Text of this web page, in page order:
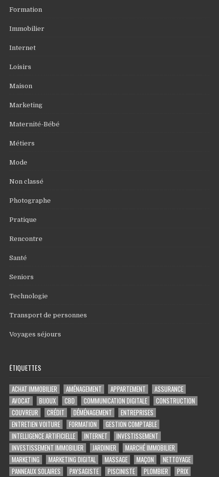
Formation
Immobilier
Internet
Loisirs
Maison
Marketing
Maternité-Bébé
Métiers
Mode
Non classé
Photographe
Pratique
Rencontre
Santé
Seniors
Technologie
Transport de personnes
Voyages séjours
ÉTIQUETTES
ACHAT IMMOBILIER AMÉNAGEMENT APPARTEMENT
ASSURANCE
AVOCAT
BIJOUX CBD COMMUNICATION DIGITALE
CONSTRUCTION
COUVREUR
CRÉDIT DÉMÉNAGEMENT
ENTREPRISES
ENTRETIEN VOITURE
FORMATION
GESTION COMPTABLE
INTELLIGENCE ARTIFICIELLE
INTERNET
INVESTISSEMENT
INVESTISSEMENT IMMOBILIER
JARDINIER
MARCHÉ IMMOBILIER
MARKETING
MARKETING DIGITAL MASSAGE MAÇON
NETTOYAGE
PANNEAUX SOLAIRES
PAYSAGISTE PISCINISTE PLOMBIER PRIX